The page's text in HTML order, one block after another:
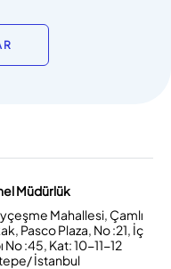
Müdürlük
Mahallesi, Çamlı
Pasco Plaza, No :21, İç
No :45, Kat: 10-11-12
İstanbul